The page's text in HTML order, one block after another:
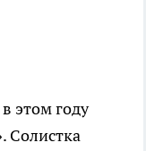
в этом году
Солистка